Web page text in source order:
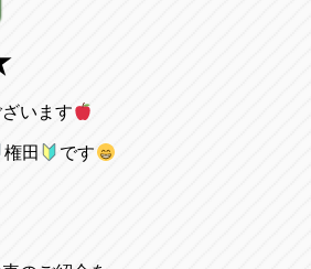
います
権田 です